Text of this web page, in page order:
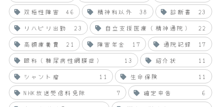
双極性障害
46 精神科以外 38 診断書
23
リハビリ出勤
23 自立支援医療（精神通院）
22
高額療養費
21 障害年金 17 通院記録
17
眼科（糖尿病性網膜症）
13 紹介状
11
シャント瘤
11 生命保険
11
NHK放送受信料免除
7 確定申告
6